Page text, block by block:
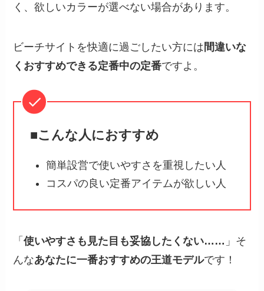
く、欲しいカラーが選べない場合があります。
ビーチサイトを快適に過ごしたい方には 間違いな
くおすすめできる定番中の定番ですよ。
■こんな人におすすめ
簡単設営で使いやすさを重視したい人
コスパの良い定番アイテムが欲しい人
「使いやすさも見た目も妥協したくない…… 」そ
んなあなたに一番おすすめの王道モデルです！